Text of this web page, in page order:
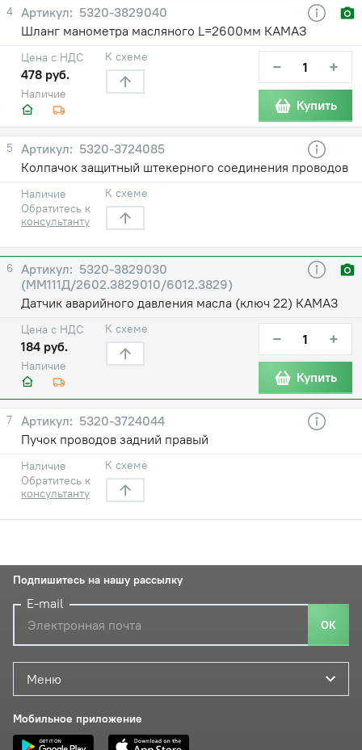
4
5320-3829040
Шланг манометра масляного L=2600мм КАМАЗ
Наличие
Цена с НДС
478 руб.
К схеме − +
Купить
5
5320-3724085
Колпачок защитный штекерного соединения проводов
Наличие
Обратитесь к
консультанту
К схеме
6
5320-3829030
(ММ111Д/2602.3829010/6012.3829)
Датчик аварийного давления масла (ключ 22) КАМАЗ
Наличие
Цена с НДС
184 руб.
К схеме − +
Купить
7
5320-3724044
Пучок проводов задний правый
Наличие
Обратитесь к
консультанту
К схеме
Меню
Мобильное приложение
Подпишитесь на нашу рассылку
E-mail
ОК